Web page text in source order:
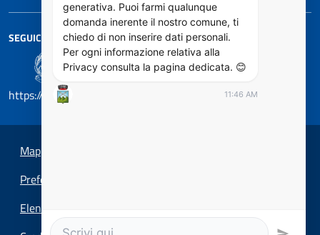
SEGUICI SU
https://designers.italia.it/
Mappa del sito
Preferenze cookie
Elenco Siti Tematici
generativa. Puoi farmi qualunque
domanda inerente il nostro comune, ti
chiedo di non inserire dati personali.
Per ogni informazione relativa alla
Privacy consulta la pagina dedicata. 😊
11:46 AM